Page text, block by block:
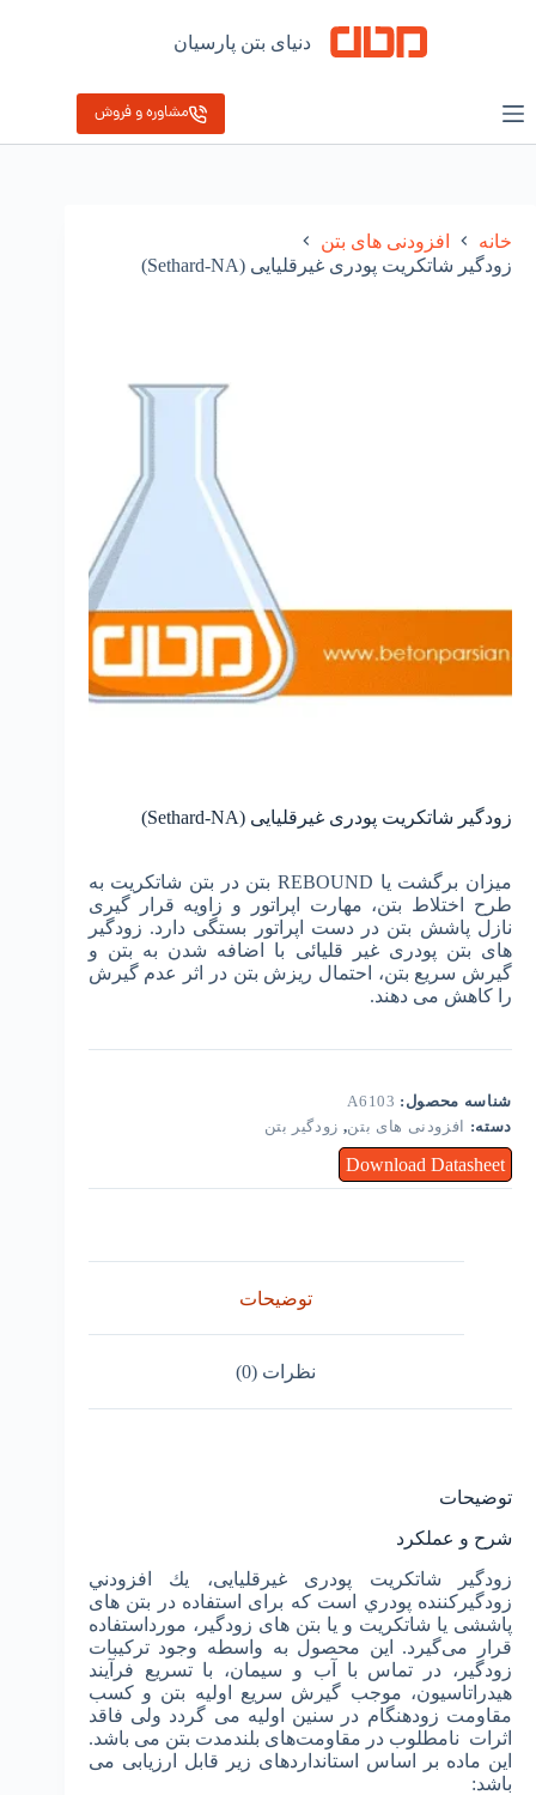
دنیای بتن پارسیان
مشاوره و فروش
خانه
افزودنی های بتن
زودگیر شاتکریت پودری غیرقلیایی (Sethard-NA)
زودگیر شاتکریت پودری غیرقلیایی (Sethard-NA)
میزان برگشت یا REBOUND بتن در بتن شاتکریت به
طرح اختلاط بتن، مهارت اپراتور و زاویه قرار گیری
نازل پاشش بتن در دست اپراتور بستگی دارد. زودگیر
های بتن پودری غیر قلیائی با اضافه شدن به بتن و
گیرش سریع بتن، احتمال ریزش بتن در اثر عدم گیرش
را کاهش می دهند.
شناسه محصول: A6103
دسته:
افزودنی های بتن, زودگیر بتن
Download Datasheet
توضیحات
نظرات (0)
توضیحات
شرح و عملکرد
زودگیر شاتکریت پودری غیرقلیایی، يك افزودني
زودگيرکننده پودري است كه برای استفاده در بتن های
پاششی یا شاتكريت و یا بتن های زودگیر، مورداستفاده
قرار می‌گیرد. این محصول به واسطه وجود ترکیبات
زودگیر، در تماس با آب و سیمان، با تسریع فرآیند
هیدراتاسیون، موجب گیرش سریع اولیه بتن و کسب
مقاومت زودهنگام در سنین اولیه می گردد ولی فاقد
اثرات نامطلوب در مقاومت‌های بلندمدت بتن می باشد.
این ماده بر اساس استانداردهای زیر قابل ارزیابی می
باشد: